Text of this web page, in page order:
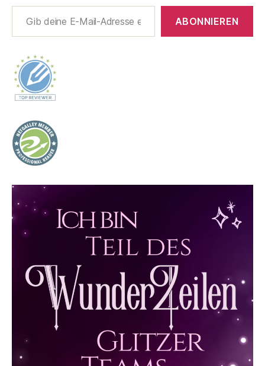
Gib deine E-Mail-Adresse ein ...
ABONNIEREN